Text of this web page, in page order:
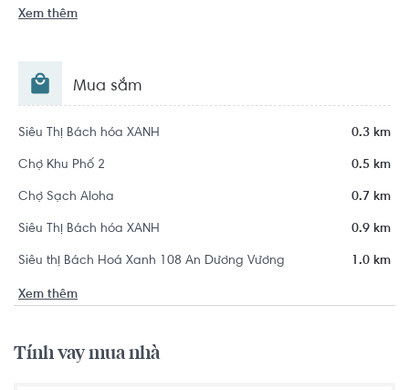
Xem thêm
Mua sắm
Siêu Thị Bách hóa XANH 0.3 km
Chợ Khu Phố 2 0.5 km
Chợ Sạch Aloha 0.7 km
Siêu Thị Bách hóa XANH 0.9 km
Siêu thị Bách Hoá Xanh 108 An Dương Vương 1.0 km
Xem thêm
Tính vay mua nhà